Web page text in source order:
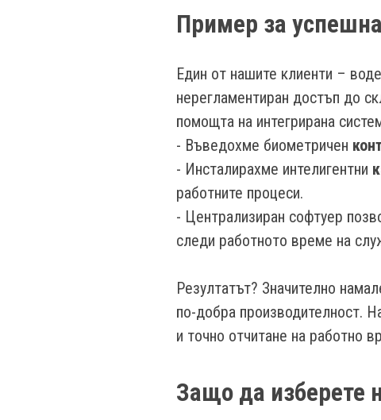
Пример за
Един от нашите клиенти –
нерегламентиран достъп до
помощта на интегрирана
- Въведохме биометричен
- Инсталирахме интелигентни
работните процеси.
- Централизиран софтуер
следи работното време на
Резултатът? Значително
по-добра производителност.
и точно отчитане на работно
Защо да изберете